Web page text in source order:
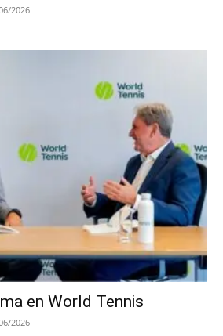
2026
en World Tennis
2026